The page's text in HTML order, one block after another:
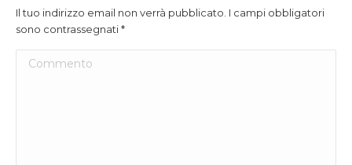
Il tuo indirizzo email non verrà pubblicato. I campi obbligatori
sono contrassegnati*
Commento